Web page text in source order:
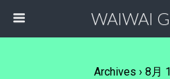
WAIWAI
Archives › 8月